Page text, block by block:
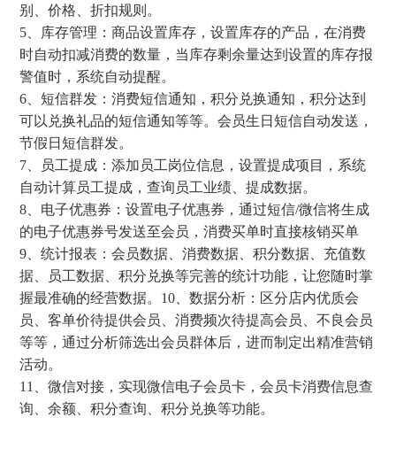
别、价格、折扣规则。
5、库存管理：商品设置库存，设置库存的产品，在消费
时自动扣减消费的数量，当库存剩余量达到设置的库存报
警值时，系统自动提醒。
6、短信群发：消费短信通知，积分兑换通知，积分达到
可以兑换礼品的短信通知等等。会员生日短信自动发送，
节假日短信群发。
7、员工提成：添加员工岗位信息，设置提成项目，系统
自动计算员工提成，查询员工业绩、提成数据。
8、电子优惠券：设置电子优惠券，通过短信/微信将生成
的电子优惠券号发送至会员，消费买单时直接核销买单
9、统计报表：会员数据、消费数据、积分数据、充值数
据、员工数据、积分兑换等完善的统计功能，让您随时掌
握最准确的经营数据。10、数据分析：区分店内优质会
员、客单价待提供会员、消费频次待提高会员、不良会员
等等，通过分析筛选出会员群体后，进而制定出精准营销
活动。
11、微信对接，实现微信电子会员卡，会员卡消费信息查
询、余额、积分查询、积分兑换等功能。